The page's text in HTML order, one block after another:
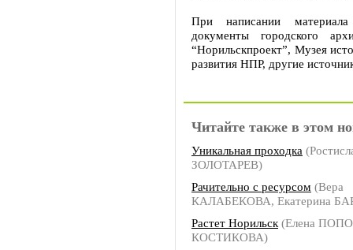
При написании материала
документы городского
“Норильскпроект”, Музея
развития НПР, другие
Читайте также в этом
Уникальная проходка
ЗОЛОТАРЕВ)
Рачительно с ресурсом (Вера
КАЛАБЕКОВА, Екатерина
Растет Норильск (Елена
КОСТИКОВА)